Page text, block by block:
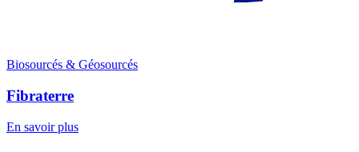
Biosourcés & Géosourcés
Fibraterre
En savoir plus